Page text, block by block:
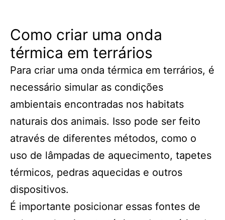
Como criar uma onda
térmica em terrários
Para criar uma onda térmica em terrários, é
necessário simular as condições
ambientais encontradas nos habitats
naturais dos animais. Isso pode ser feito
através de diferentes métodos, como o
uso de lâmpadas de aquecimento, tapetes
térmicos, pedras aquecidas e outros
dispositivos.
É importante posicionar essas fontes de